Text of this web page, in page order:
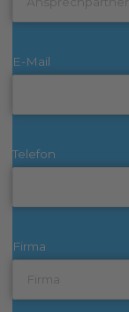
E-Mail
Telefon
Firma